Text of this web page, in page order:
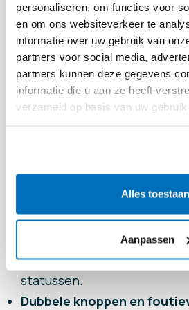
personaliseren, om functies voor
en om ons websiteverkeer te
informatie over uw gebruik van
partners voor social media,
partners kunnen deze gegevens
informatie die u aan ze heeft
verzameld op basis van uw
Alles toestaan
Aanpassen
relevante info is (zoals de
zonder bijlagen).
Mobiele gebruikservaring
nu eerst tikken op een
verwijderknop te tonen
verwijderen).
Bugfixes
Filter Prioriteit werkt
standaardselectie staat nu
aantallen kloppen weer bij
statussen.
Dubbele knoppen en